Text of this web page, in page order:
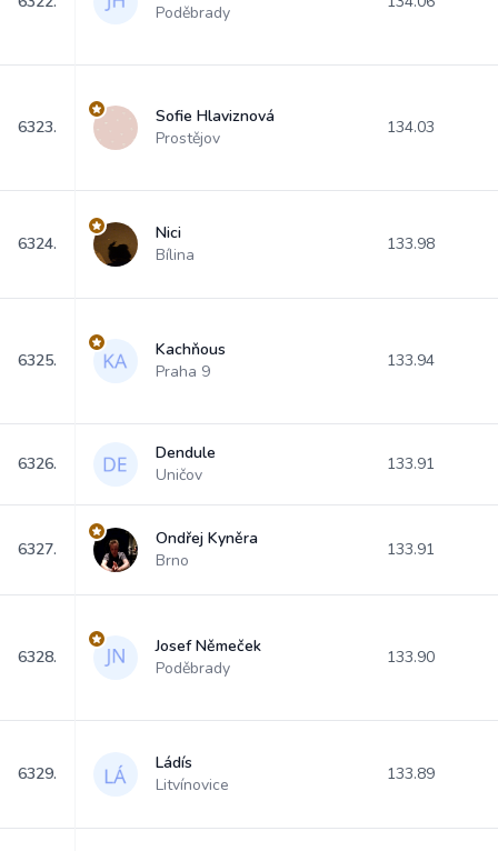
Poděbrady
6323.
Sofie Hlaviznová
Prostějov
134.03
6324.
Nici
Bílina
133.98
6325.
Kachňous
Praha 9
133.94
6326.
Dendule
Uničov
133.91
6327.
Ondřej Kyněra
Brno
133.91
6328.
Josef Němeček
Poděbrady
133.90
6329.
Ládís
Litvínovice
133.89